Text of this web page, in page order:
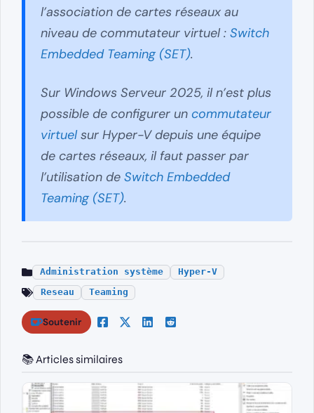
l’association de cartes réseaux au
niveau de commutateur virtuel : Switch
Embedded Teaming (SET).
Sur Windows Serveur 2025, il n’est plus
possible de configurer un commutateur
virtuelsur Hyper-V depuis une équipe
de cartes réseaux, il faut passer par
l’utilisation de Switch Embedded
Teaming (SET).
Administration système
Hyper-V
Reseau
Teaming
Soutenir
📚 Articles similaires